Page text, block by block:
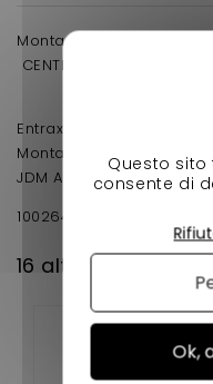
Montage avec le
CENTRAGE ) POUR
Entraxe 115 mm
Montage sur
JDM Albizia, Abaca,
1002645
16 altri prodotti
Questo sito
consente di
Ok,